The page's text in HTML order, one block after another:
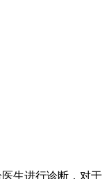
生进行诊断，对于